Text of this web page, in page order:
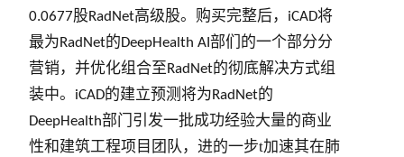
0.0677股RadNet高级股。购买完整后， iCAD将
最为RadNet的DeepHealth AI 部们的一个部分分
营销，并优化组合至RadNet的彻底解决方式组
装中。
iCAD的建立预测将为RadNet的
DeepHealth部门引发一批成功经验大量的商业
性和建筑工程项目团队，进的一步t加速其在肺